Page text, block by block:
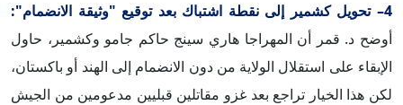
4– تحويل كشمير إلى نقطة اشتباك بعد توقيع "وثيقة الانضمام":
أوضح د. قمر أن المهراجا هاري سينج حاكم جامو وكشمير، حاول
الإبقاء على استقلال الولاية من دون الانضمام إلى الهند أو باكستان،
لكن هذا الخيار تراجع بعد غزو مقاتلين قبليين مدعومين من الجيش